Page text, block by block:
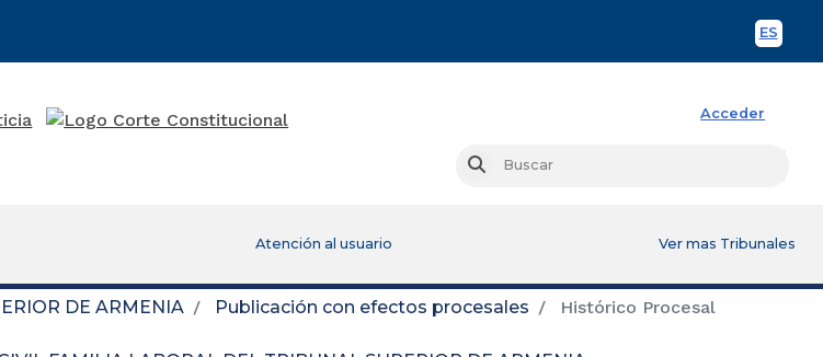
ES
Acceder
Buscar
Atención al usuario Ver mas Tribunales
DE ARMENIA Publicación con efectos procesales Histórico Procesal